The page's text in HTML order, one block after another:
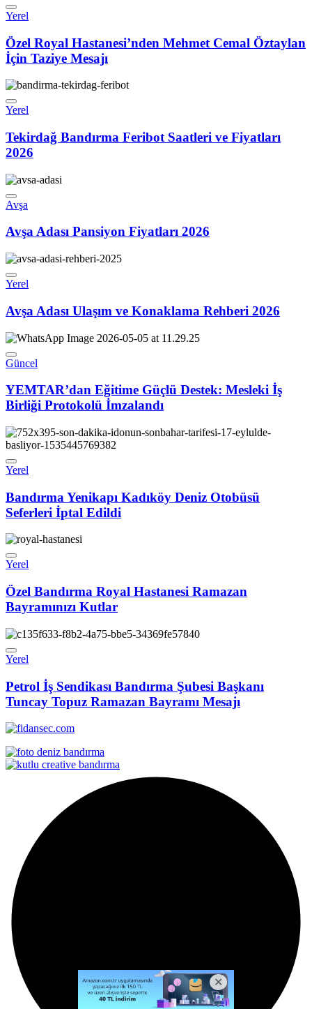
Yerel
Özel Royal Hastanesi’nden Mehmet Cemal Öztaylan
İçin Taziye Mesajı
Yerel
Tekirdağ Bandırma Feribot Saatleri ve Fiyatları
2026
Avşa
Avşa Adası Pansiyon Fiyatları 2026
Yerel
Avşa Adası Ulaşım ve Konaklama Rehberi 2026
Güncel
YEMTAR’dan Eğitime Güçlü Destek: Mesleki İş
Birliği Protokolü İmzalandı
Yerel
Bandırma Yenikapı Kadıköy Deniz Otobüsü
Seferleri İptal Edildi
Yerel
Özel Bandırma Royal Hastanesi Ramazan
Bayramınızı Kutlar
Yerel
Petrol İş Sendikası Bandırma Şubesi Başkanı
Tuncay Topuz Ramazan Bayramı Mesajı